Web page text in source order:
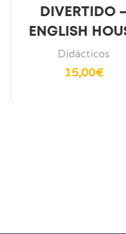
DIVERTIDO
ENGLISH
Didácticos
15,00€